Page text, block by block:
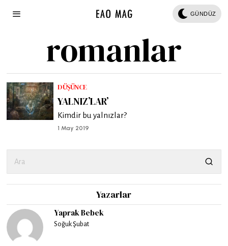
GÜNDÜZ
romanlar
DÜŞÜNCE
YALNIZ’LAR’
Kimdir bu yalnızlar?
1 May 2019
Yazarlar
Yaprak Bebek
Soğuk Şubat